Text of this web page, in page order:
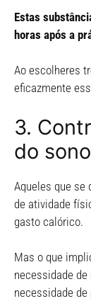
Estas
horas após a
Ao escolheres
eficazmente
3.
do sono
Aqueles que se
de atividade
gasto calórico.
Mas o que
necessidade
necessidade